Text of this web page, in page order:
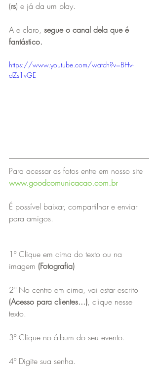
(rs) e já da um play.
A e claro, segue o canal dela que é
fantástico.
https://www.youtube.com/watch?v=BHv-
dZs1vGE
Para acessar as fotos entre em nosso site
www.goodcomunicacao.com.br
É possível baixar, compartilhar e enviar
para amigos.
1º Clique em cima do texto ou na
imagem (Fotografia)
2º No centro em cima, vai estar escrito
(Acesso para clientes...), clique nesse
texto.
3º Clique no álbum do seu evento.
4º Digite sua senha.